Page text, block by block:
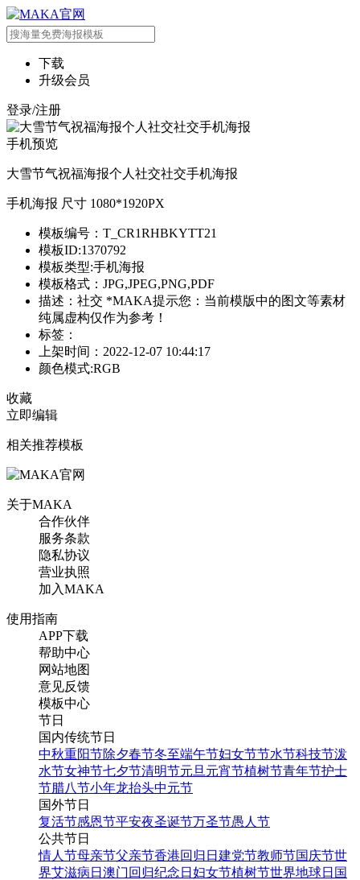
下载
升级会员
登录/注册
手机预览
大雪节气祝福海报个人社交社交手机海报
手机海报 尺寸 1080*1920PX
模板编号：T_CR1RHBKYTT21
模板ID:1370792
模板类型:手机海报
模板格式：JPG,JPEG,PNG,PDF
描述：社交 *MAKA提示您：当前模版中的图文等素材
纯属虚构仅作为参考！
标签：
上架时间：2022-12-07 10:44:17
颜色模式:RGB
收藏
立即编辑
相关推荐模板
关于MAKA
合作伙伴
服务条款
隐私协议
营业执照
加入MAKA
使用指南
APP下载
帮助中心
网站地图
意见反馈
模板中心
节日
国内传统节日
中秋重阳节除夕春节冬至端午节妇女节节水节科技节泼
水节女神节七夕节清明节元旦 元宵节植树节青年节护士
节腊八节小年龙抬头中元节
国外节日
复活节感恩节平安夜圣诞节万圣节愚人节
公共节日
情人节母亲节父亲节香港回归日 建党节教师节国庆节世
界艾滋病日 澳门回归纪念日 妇女节植树节世界地球日 国